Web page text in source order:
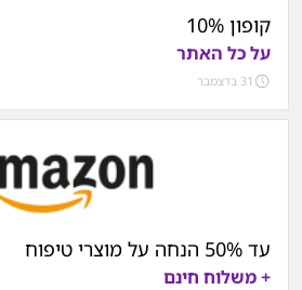
קופון 10%
על כל האתר
31 בדצמבר
עד 50% הנחה על מוצרי טיפוח
+ משלוח חינם